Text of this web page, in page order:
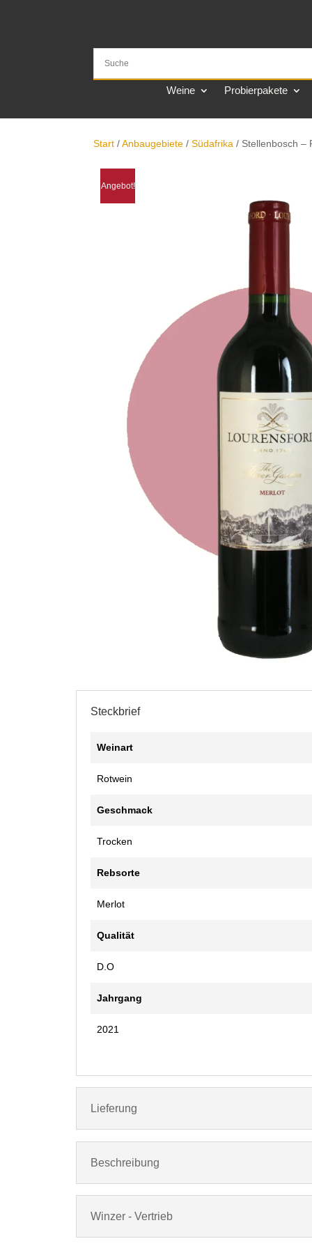
Weine Probierpakete
Start /Anbaugebiete /Südafrika / Stellenbosch –
Angebot!
Steckbrief
Weinart
Rotwein
Geschmack
Trocken
Rebsorte
Merlot
Qualität
D.O
Jahrgang
2021
Lieferung
Beschreibung
Winzer - Vertrieb